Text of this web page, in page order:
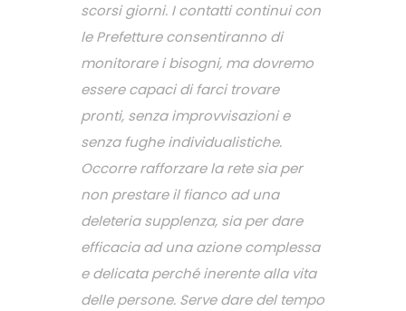
scorsi giorni. I contatti continui con
le Prefetture consentiranno di
monitorare i bisogni, ma dovremo
essere capaci di farci trovare
pronti, senza improvvisazioni e
senza fughe individualistiche.
Occorre rafforzare la rete sia per
non prestare il fianco ad una
deleteria supplenza, sia per dare
efficacia ad una azione complessa
e delicata perché inerente alla vita
delle persone. Serve dare del tempo